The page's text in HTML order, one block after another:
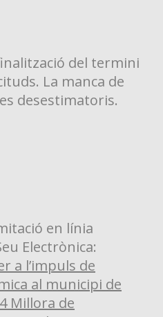
del termini
La manca de
desestimatoris.
en línia
Electrònica:
a l’impuls de
al municipi de
Millora de